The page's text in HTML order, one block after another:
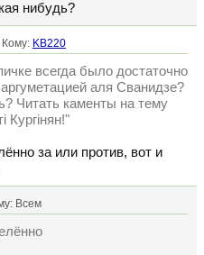
нибудь?
Кому: KB220
всегда было достаточно
аля Сванидзе?
Читать каменты на тему
Кургiнян!"
за или против, вот и
Всем